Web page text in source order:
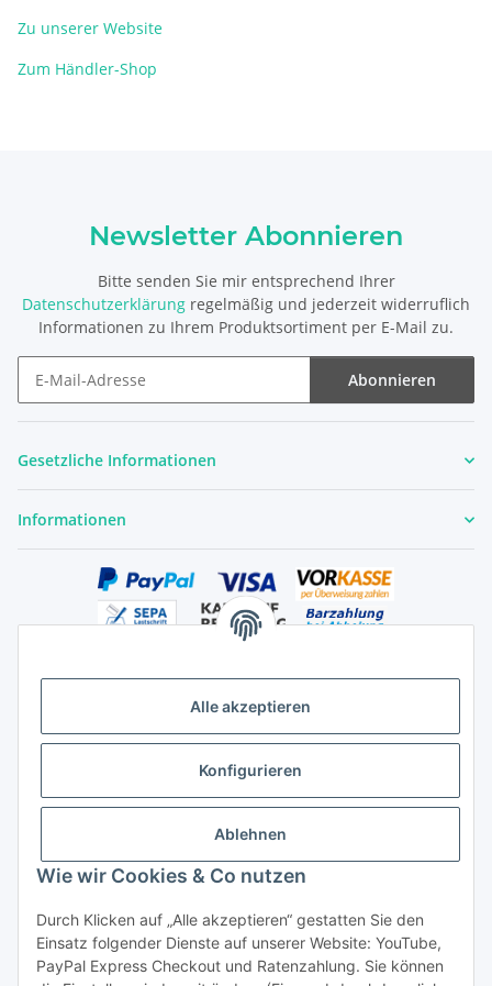
Alle akzeptieren
Konfigurieren
Ablehnen
Wie wir Cookies & Co nutzen
Durch Klicken auf „Alle akzeptieren“ gestatten Sie den
Einsatz folgender Dienste auf unserer Website: YouTube,
PayPal Express Checkout und Ratenzahlung. Sie können
Zu unserer Website
Zum Händler-Shop
Newsletter Abonnieren
Bitte senden Sie mir entsprechend Ihrer
Datenschutzerklärung regelmäßig und jederzeit widerruflich
Informationen zu Ihrem Produktsortiment per E-Mail zu.
Abonnieren
Gesetzliche Informationen
Informationen
Vertrag widerrufen